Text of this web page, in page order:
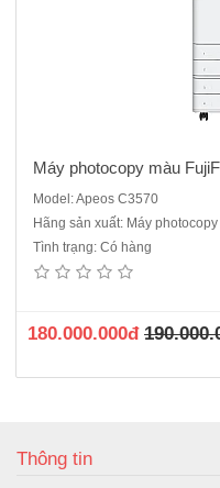
Máy photocopy màu
Model: Apeos C3570
Hãng sản xuất: Máy
Tình trạng: Có hàng
180.000.000đ
Thông tin